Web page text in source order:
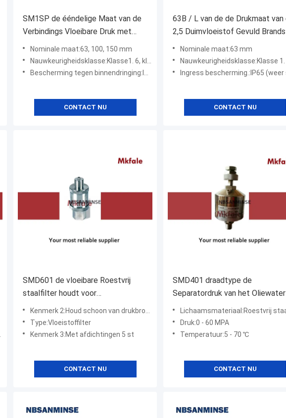
SM1SP de ééndelige Maat van de
Verbindings Vloeibare Druk met
Geplooid Geval
Nominale maat:63, 100, 150 mm
Nauwkeurigheidsklasse:Klasse1. 6, klasse1. 0 (φ ＞ 100 mm）
Bescherming tegen binnendringing:IP65 (weer strak)
CONTACT NU
63B / L van de de Drukmaat van
2,5 Duimvloeistof Gevuld
de Laserlassen met Ce-
Nominale maat:63 mm
Nauwkeurigheidsklasse:Klasse 1.
Ingress bescherming.:IP65 (weer
CONTACT NU
SMD601 de vloeibare Roestvrij
staalfilter houdt voor
Drukinstrumenten Schoon
Kenmerk 2:Houd schoon van drukbronnen
Type:Vloeistoffilter
Kenmerk 3:Met afdichtingen 5 st
CONTACT NU
SMD401 draadtype de
Separatordruk van het
60 MPa Roestvrij staal
Lichaamsmateriaal:Roestvrij
Druk:0 - 60 MPA
Temperatuur:5 - 70 ℃
CONTACT NU